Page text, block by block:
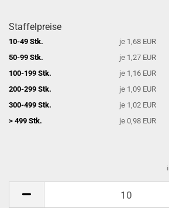
Staffelpreise
10-49 Stk.
je 1,68 EUR
50-99 Stk.
je 1,27 EUR
100-199 Stk.
je 1,16 EUR
200-299 Stk.
je 1,09 EUR
300-499 Stk.
je 1,02 EUR
> 499 Stk.
je 0,98 EUR